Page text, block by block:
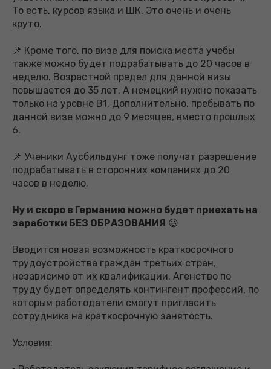
То есть, курсов языка и ШК. Это очень и очень
круто.
📌 Кроме того, по визе для поиска места учебы
также можно будет подрабатывать до 20 часов в
неделю. Возрастной предел для данной визы
повышается до 35 лет. А немецкий нужно показать
только на уровне В1. Дополнительно, пребывать по
данной визе можно до 9 месяцев, вместо прошлых
6.
📌 Ученики Аусбильдунг тоже получат разрешение
подрабатывать в сторонних компаниях до 20
часов в неделю.
Ну и скоро в Германию можно будет приехать на
заработки БЕЗ ОБРАЗОВАНИЯ 😃
Вводится новая возможность краткосрочного
трудоустройства граждан третьих стран,
независимо от их квалификации. Агенство по
труду будет определять контингент профессий, по
которым работодатели смогут пригласить
сотрудника на краткосрочную занятость.
Условия: